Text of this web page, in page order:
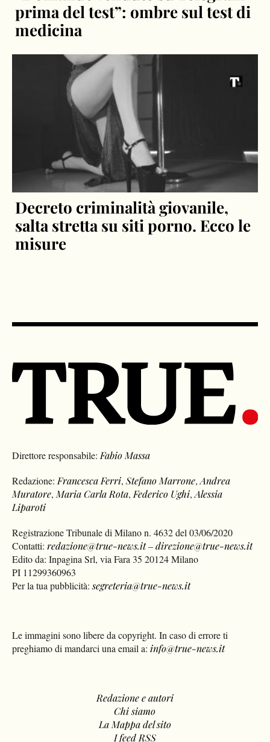
prima del test”: ombre sul test di
medicina
Decreto criminalità giovanile,
salta stretta su siti porno. Ecco le
misure
Direttore responsabile: Fabio Massa
Redazione: Francesca Ferri,Stefano Marrone,Andrea
Muratore, Maria Carla Rota, Federico Ughi,Alessia
Liparoti
Registrazione Tribunale di Milano n. 4632 del 03/06/2020
Contatti:redazione@true-news.it–direzione@true-news.it
Edito da: Inpagina Srl, via Fara 35 20124 Milano
PI 11299360963
Per la tua pubblicità:segreteria@true-news.it
Le immagini sono libere da copyright. In caso di errore ti
preghiamo di mandarci una email a: info@true-news.it
Redazione e autori
Chi siamo
La Mappa del sito
I feed RSS